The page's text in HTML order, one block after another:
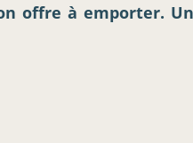
offre à emporter.